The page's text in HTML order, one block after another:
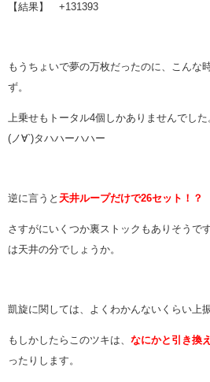
【結果】 +131393
もうちょいで夢の万枚だったのに、こんな
ず。
上乗せもトータル4個しかありませんでした
(ノ∀`)タハハーハハー
逆に言うと 天井ループだけで26セット！？
さすがにいくつか裏ストックもありそうで
は天井の分でしょうか。
凱旋に関しては、よくわかんないくらい上
もしかしたらこのツキは、 なにかと引き換え
ったりします。